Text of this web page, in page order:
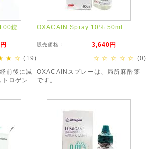
錠
★ ☆ (19)
前後に減
ロゲン)
products/detail690.html
OXACAIN Spray 10% 50ml
販売価格： 3,640円
☆ ☆ ☆ ☆ ☆ (0)
OXACAINスプレーは、局所麻酔薬
です。